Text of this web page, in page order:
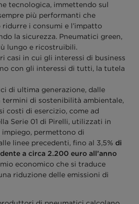
tecnologica, immettendo sul
più performanti che
ridurre i consumi e l’impatto
la sicurezza. Pneumatici green,
lungo e ricostruibili.
casi in cui gli interessi di business
con gli interessi di tutti, la tutela
di ultima generazione, dalle
termini di sostenibilità ambientale,
costi di esercizio, come ad
Serie 01 di Pirelli, utilizzati in
permettono di
linee precedenti, fino al 3,5% di
a circa 2.200 euro all’anno
economico che si traduce
riduzione delle emissioni di